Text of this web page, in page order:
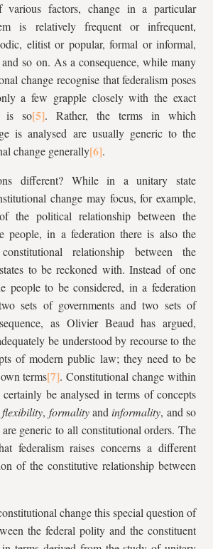
various factors, change in a particular
is relatively frequent or infrequent,
elitist or popular, formal or informal,
so on. As a consequence, while many
change recognise that federalism poses
a few grapple closely with the exact
is so
. Rather, the terms in which
is analysed are usually generic to the
change generally
.
different? While in a unitary state
change may focus, for example,
the political relationship between the
people, in a federation there is also the
relationship between the
to be reckoned with. Instead of one
people to be considered, in a federation
sets of governments and two sets of
as Olivier Beaud has argued,
be understood by recourse to the
of modern public law; they need to be
terms
. Constitutional change within
certainly be analysed in terms of concepts
flexibility, formalityand informality, and so
are generic to all constitutional orders. The
federalism raises concerns a different
of the constitutive relationship between
change this special question of
the federal polity and the constituent